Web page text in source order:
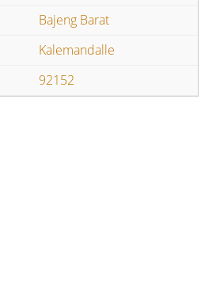
Bajeng Barat
Kalemandalle
92152